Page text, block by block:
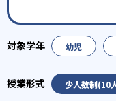
幼児
少人数制(10